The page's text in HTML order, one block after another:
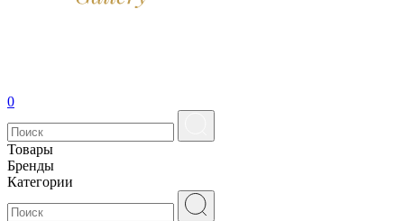
0
Товары
Бренды
Категории